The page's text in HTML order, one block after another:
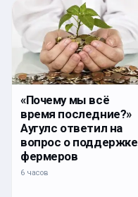
«Почему мы всё
время последние?»
Аугулс ответил на
вопрос о поддержке
фермеров
6 часов